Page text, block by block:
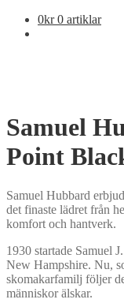
0kr 0 artiklar
Samuel
Point
Samuel Hubbard
det finaste lädret från
komfort och hantverk.
1930 startade Samuel
New Hampshire. Nu,
skomakarfamilj följer
människor älskar.